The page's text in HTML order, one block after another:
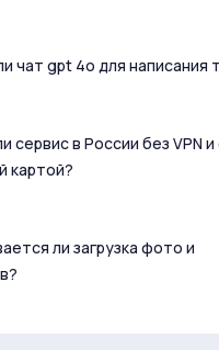
чат gpt 4o для написания
сервис в России без VPN
картой?
ли загрузка фото и